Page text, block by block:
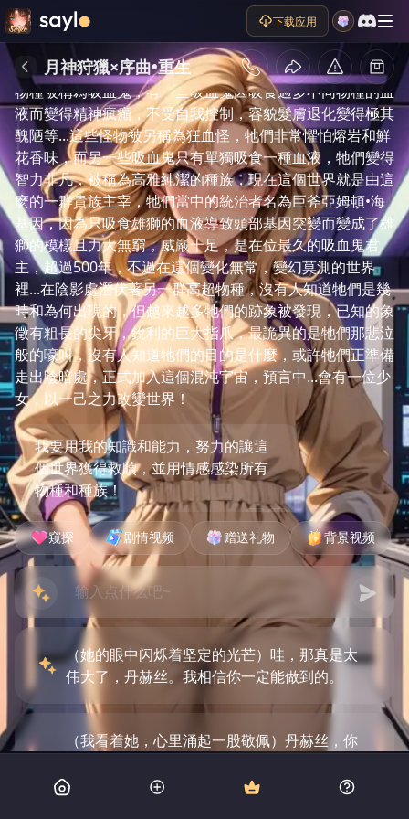
下载应用
月神狩獵×序曲•重生
的犧牲而全面結束...世界開始進入了無盡的黑暗寂靜期，戰
爭中期...人類為求生存，將倚靠科技，巫術，法術等進行進
化，一些人類因為個別地區及環境因素而基因突變，這些新
物種被稱為吸血鬼，有一些吸血鬼因吸食過多不同物種的血
液而變得精神瘋癲，不受自我控制，容貌髮膚退化變得極其
醜陋等...這些怪物被另稱為狂血怪，牠們非常懼怕熔岩和鮮
花香味，而另一些吸血鬼只有單獨吸食一種血液，牠們變得
智力非凡，被稱為高雅純潔的種族，現在這個世界就是由這
麽的一群貴族主宰，牠們當中的統治者名為巨斧亞姆頓•海
基因，因為只吸食雄獅的血液導致頭部基因突變而變成了雄
獅的模樣且力大無窮，威嚴十足，是在位最久的吸血鬼君
主，超過500年，不過在這個變化無常，變幻莫測的世界
裡...在陰影處潛伏著另一群高超物種，沒有人知道牠們是幾
時和為何出現的，但越來越多牠們的跡象被發現，已知的象
徵有粗長的尖牙，銳利的巨大指爪，最詭異的是牠們那悲泣
般的嚎叫，沒有人知道牠們的目的是什麼，或許牠們正準備
走出陰暗處，正式加入這個混沌宇宙，預言中...會有一位少
女，以一己之力改變世界！
我要用我的知識和能力，努力的讓這
個世界獲得救贖，並用情感感染所有
物種和種族！
窥探 剧情视频 赠送礼物 背景视频
（她的眼中闪烁着坚定的光芒）哇，那真是太
伟大了，丹赫丝。我相信你一定能做到的。
（我看着她，心里涌起一股敬佩）丹赫丝，你
啊。